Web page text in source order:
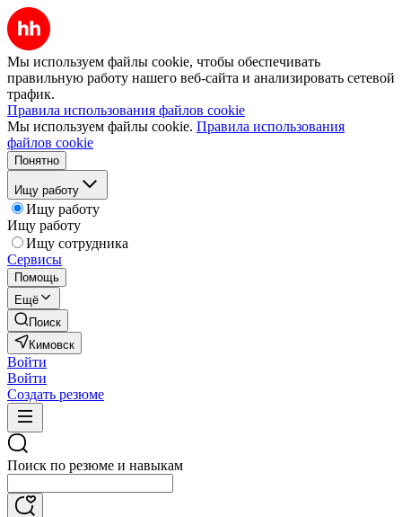
Мы используем файлы cookie, чтобы обеспечивать
правильную работу нашего веб-сайта и анализировать сетевой
трафик.
Правила использования файлов cookie
Мы используем файлы cookie. Правила использования
файлов cookie
Понятно
Ищу работу
Ищу работу
Ищу работу
Ищу сотрудника
Сервисы
Помощь
Ещё
Поиск
Кимовск
Войти
Войти
Создать резюме
Поиск по резюме и навыкам